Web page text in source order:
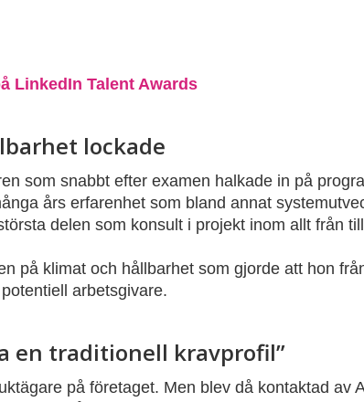
LinkedIn Talent Awards
lockade
som snabbt efter examen halkade in på
års erfarenhet som bland annat
delen som konsult i projekt inom allt från
på klimat och hållbarhet som gjorde att hon
arbetsgivare.
en traditionell kravprofil”
på företaget. Men blev då kontaktad av